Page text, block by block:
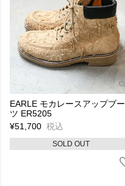
EARLE モカレースアップブー
ツ ER5205
¥51,700 税込
SOLD OUT